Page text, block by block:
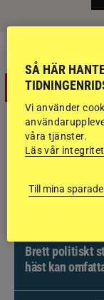
Brett politiskt
häst kan
SÅ HÄR
Vi använder
våra tjänster.
Läs vår
Till mina